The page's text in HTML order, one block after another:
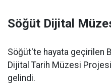
Söğüt Dijital
Söğüt'te hayata geçirilen
Dijital Tarih Müzesi
gelindi.